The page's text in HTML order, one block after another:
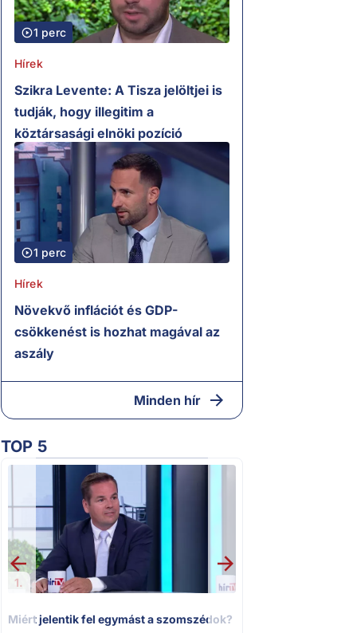
1 perc
Hírek
Szikra Levente: A Tisza jelöltjei is
tudják, hogy illegitim a
köztársasági elnöki pozíció
1 perc
Hírek
Növekvő inflációt és GDP-
csökkenést is hozhat magával az
aszály
Minden hír
TOP 5
1.
Miért jelentik fel egymást a szomszédok?